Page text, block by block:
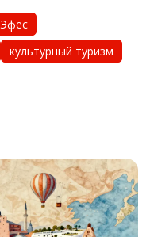
Эфес
культурный туризм